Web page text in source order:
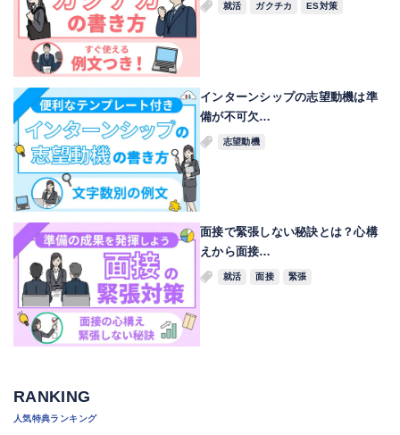
就活 ガクチカ ES対策
インターンシップの志望動機は準
備が不可欠…
志望動機
面接で緊張しない秘訣とは？心構
えから面接…
就活 面接 緊張
RANKING
人気特典ランキング